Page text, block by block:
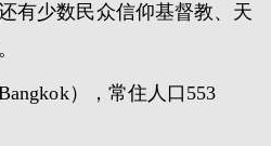
有少数民众信仰基督教、天
），常住人口553